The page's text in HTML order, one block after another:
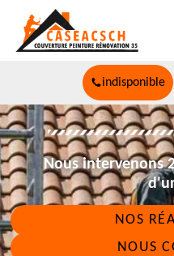
indisponible
Nous intervenons
NOS
NOUS